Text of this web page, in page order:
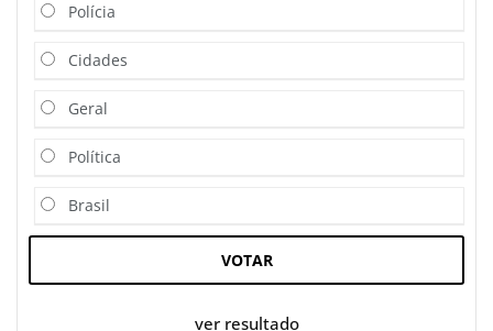
Polícia
Cidades
Geral
Política
Brasil
VOTAR
ver resultado